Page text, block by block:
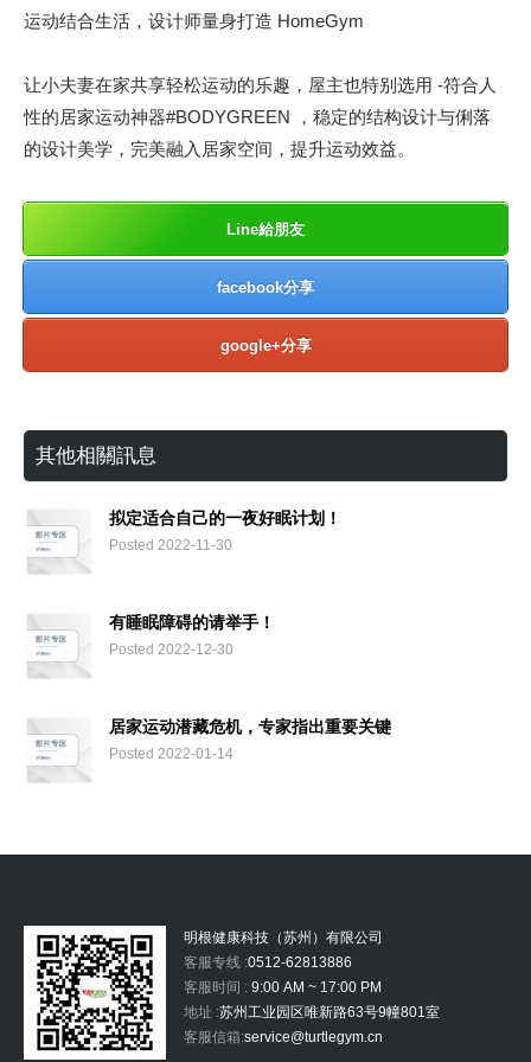
运动结合生活，设计师量身打造 HomeGym​
让小夫妻在家共享轻松运动的乐趣，屋主也特别选用 -符合人
性的居家运动神器#BODYGREEN ，稳定的结构设计与俐落
的设计美学，完美融入居家空间，提升运动效益。​
Line給朋友
facebook分享
google+分享
其他相關訊息
拟定适合自己的一夜好眠计划！
Posted 2022-11-30
有睡眠障碍的请举手！
Posted 2022-12-30
居家运动潜藏危机，专家指出重要关键
Posted 2022-01-14
明根健康科技（苏州）有限公司
客服专线 :0512-62813886
客服时间 : 9:00 AM ~ 17:00 PM
地址 :苏州工业园区唯新路63号9幢801室
客服信箱:service@turtlegym.cn